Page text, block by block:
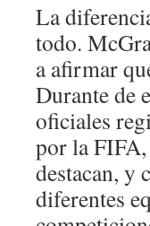
La
todo.
a afirmar
Durante de
oficiales
por la
destacan, y
diferentes